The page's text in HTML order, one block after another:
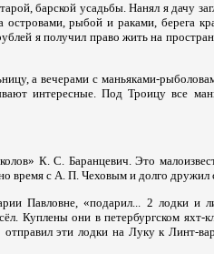
барской усадьбы. Нанял я дачу
островами, рыбой и раками, берега
я получил право жить на
а вечерами с маньяками-
интересные. Под Троицу все
К. С. Баранцевич. Это
время с А. П. Чеховым и долго дружил
Павловне, «подарил... 2 лодки и
Куплены они в петербургском яхт-
эти лодки на Луку к Линт-